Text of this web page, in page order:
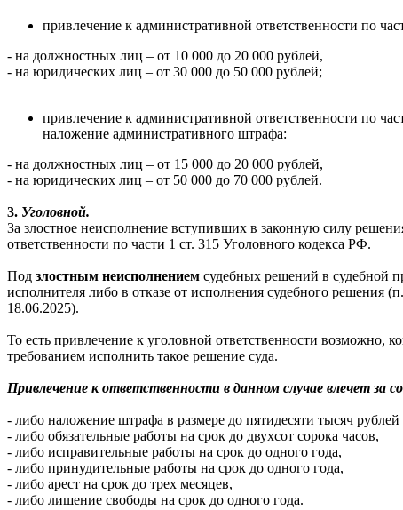
привлечение к административной ответственности по
- на должностных лиц – от 10 000 до 20 000 рублей,
- на юридических лиц – от 30 000 до 50 000 рублей;
привлечение к административной ответственности по
наложение административного штрафа:
- на должностных лиц – от 15 000 до 20 000 рублей,
- на юридических лиц – от 50 000 до 70 000 рублей.
3. Уголовной.
За злостное неисполнение вступивших в законную силу
ответственности по части 1 ст. 315 Уголовного кодекса РФ.
Под злостным неисполнением судебных решений в судебной
исполнителя либо в отказе от исполнения судебного
18.06.2025).
То есть привлечение к уголовной ответственности возможно,
требованием исполнить такое решение суда.
Привлечение к ответственности в данном случае влечет за
- либо наложение штрафа в размере до пятидесяти тысяч
- либо обязательные работы на срок до двухсот сорока часов,
- либо исправительные работы на срок до одного года,
- либо принудительные работы на срок до одного года,
- либо арест на срок до трех месяцев,
- либо лишение свободы на срок до одного года.